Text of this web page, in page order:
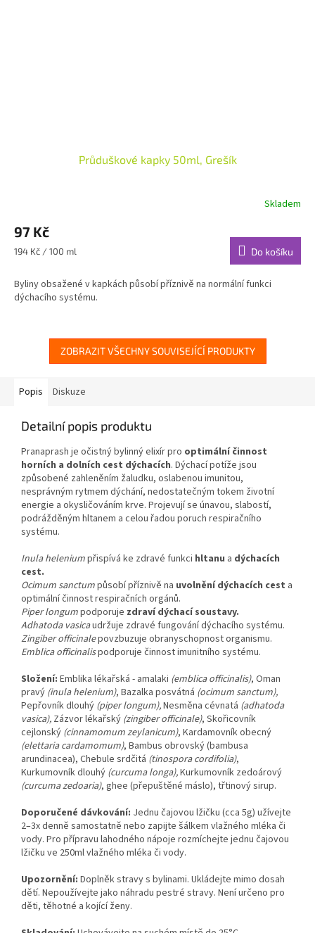
Průduškové kapky 50ml, Grešík
Skladem
97 Kč
Měrná
194 Kč / 100 ml Do košíku
Byliny obsažené v kapkách působí příznivě na normální funkci
dýchacího systému.
ZOBRAZIT VŠECHNY SOUVISEJÍCÍ PRODUKTY
Popis Diskuze
Detailní popis produktu
Pranaprash je očistný bylinný elixír pro optimální činnost
horních a dolních cest dýchacích. Dýchací potíže jsou
způsobené zahleněním žaludku, oslabenou imunitou,
nesprávným rytmem dýchání, nedostatečným tokem životní
energie a okysličováním krve. Projevují se únavou, slabostí,
podrážděným hltanem a celou řadou poruch respiračního
systému.
Inula heleniumpřispívá ke zdravé funkci hltanu a dýchacích
cest.
Ocimum sanctumpůsobí příznivě na uvolnění dýchacích cest a
optimální činnost respiračních orgánů.
Piper longumpodporuje zdraví dýchací soustavy.
Adhatoda vasicaudržuje zdravé fungování dýchacího systému.
Zingiber officinalepovzbuzuje obranyschopnostorganismu.
Emblica officinalispodporuje činnost imunitního systému.
Složení: Emblika lékařská - amalaki (emblica officinalis), Oman
pravý (inula helenium), Bazalka posvátná (ocimum sanctum),
Pepřovník dlouhý (piper longum),Nesměna cévnatá (adhatoda
vasica), Zázvor lékařský (zingiber officinale), Skořicovník
cejlonský (cinnamomum zeylanicum), Kardamovník obecný
(elettaria cardamomum), Bambus obrovský (bambusa
arundinacea), Chebule srdčitá (tinospora cordifolia),
Kurkumovník dlouhý (curcuma longa),Kurkumovník zedoárový
(curcuma zedoaria), ghee (přepuštěné máslo), třtinový sirup.
Doporučené dávkování: Jednu čajovou lžičku (cca 5g) užívejte
2–3x denně samostatně nebo zapijte šálkem vlažného mléka či
vody. Pro přípravu lahodného nápoje rozmíchejte jednu čajovou
lžičku ve 250ml vlažného mléka či vody.
Upozornění: Doplněk stravy s bylinami. Ukládejte mimo dosah
dětí. Nepoužívejte jako náhradu pestré stravy. Není určeno pro
děti, těhotné a kojící ženy.